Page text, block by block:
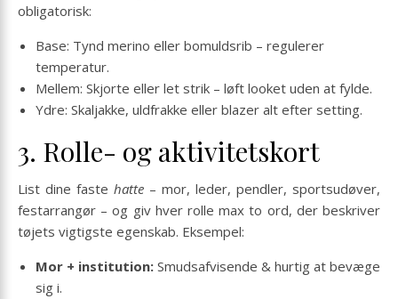
obligatorisk:
Base: Tynd merino eller bomuldsrib – regulerer
temperatur.
Mellem: Skjorte eller let strik – løft looket uden at fylde.
Ydre: Skaljakke, uldfrakke eller blazer alt efter setting.
3. Rolle- og aktivitetskort
List dine faste hatte – mor, leder, pendler, sportsudøver,
festarrangør – og giv hver rolle max to ord, der beskriver
tøjets vigtigste egenskab. Eksempel:
Mor + institution: Smudsafvisende & hurtig at bevæge
sig i.